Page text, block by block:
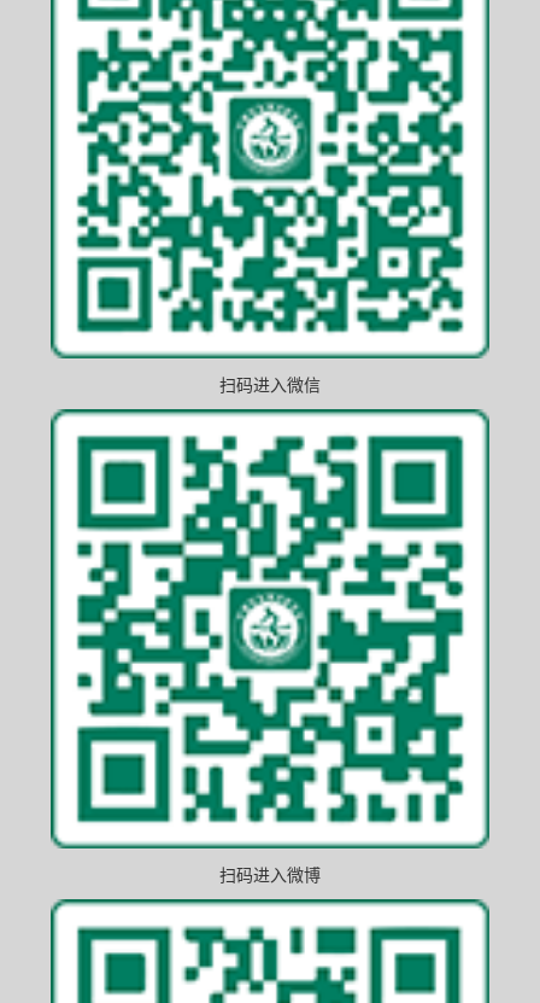
扫码进入微信
扫码进入微博